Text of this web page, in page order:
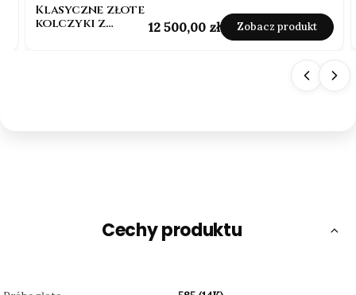
Klasyczne złote
kolczyki z
Cena
12 500,00 zł Zobacz produkt
Cechy produktu